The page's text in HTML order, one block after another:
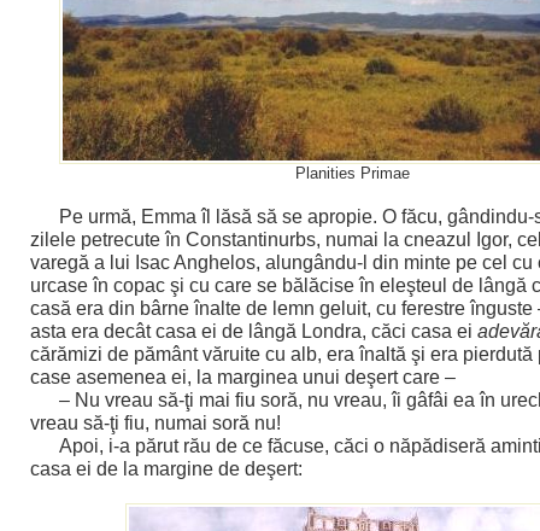
Planities Primae
Pe urmă, Emma îl lăsă să se apropie. O făcu,
zilele petrecute în Constantinurbs, numai la cneazul Igor,
varegă a lui Isac Anghelos, alungându-l din minte pe cel cu
urcase în copac şi cu care se bălăcise în eleşteul de lângă
casă era din bârne înalte de lemn geluit, cu ferestre înguste
asta era decât casa ei de lângă Londra, căci casa ei
cărămizi de pământ văruite cu alb, era înaltă şi era pierdută
case asemenea ei, la marginea unui deşert care –
– Nu vreau să-ţi mai fiu soră, nu vreau, îi gâfâi ea în
vreau să-ţi fiu, numai soră nu!
Apoi, i-a părut rău de ce făcuse, căci o năpădiseră
casa ei de la margine de deşert: